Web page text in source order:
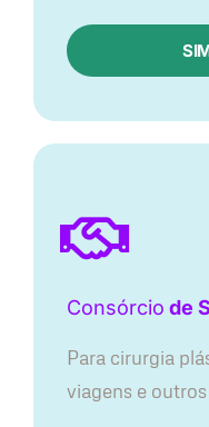
Consórcio de
Para cirurgia
viagens e